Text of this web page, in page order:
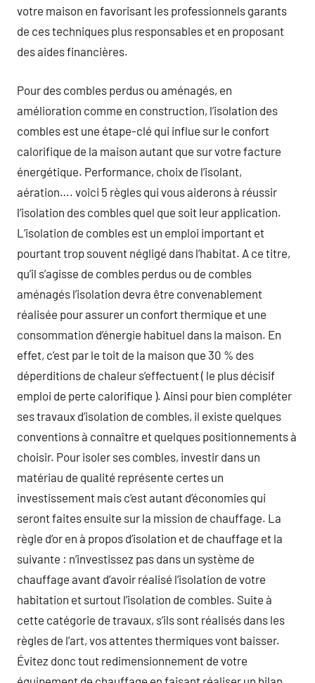
votre maison en favorisant les professionnels garants
de ces techniques plus responsables et en proposant
des aides financières.
Pour des combles perdus ou aménagés, en
amélioration comme en construction, l’isolation des
combles est une étape-clé qui influe sur le confort
calorifique de la maison autant que sur votre facture
énergétique. Performance, choix de l’isolant,
aération…. voici 5 règles qui vous aiderons à réussir
l’isolation des combles quel que soit leur application.
L’isolation de combles est un emploi important et
pourtant trop souvent négligé dans l’habitat. A ce titre,
qu’il s’agisse de combles perdus ou de combles
aménagés l’isolation devra être convenablement
réalisée pour assurer un confort thermique et une
consommation d’énergie habituel dans la maison. En
effet, c’est par le toit de la maison que 30 % des
déperditions de chaleur s’effectuent ( le plus décisif
emploi de perte calorifique ). Ainsi pour bien compléter
ses travaux d’isolation de combles, il existe quelques
conventions à connaître et quelques positionnements à
choisir. Pour isoler ses combles, investir dans un
matériau de qualité représente certes un
investissement mais c’est autant d’économies qui
seront faites ensuite sur la mission de chauffage. La
règle d’or en à propos d’isolation et de chauffage et la
suivante : n’investissez pas dans un système de
chauffage avant d’avoir réalisé l’isolation de votre
habitation et surtout l’isolation de combles. Suite à
cette catégorie de travaux, s’ils sont réalisés dans les
règles de l’art, vos attentes thermiques vont baisser.
Évitez donc tout redimensionnement de votre